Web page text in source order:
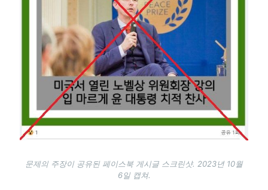
문제의 주장이 공유된 페이스북 게시글 스크린샷. 2023년 10월
6일 캡쳐.